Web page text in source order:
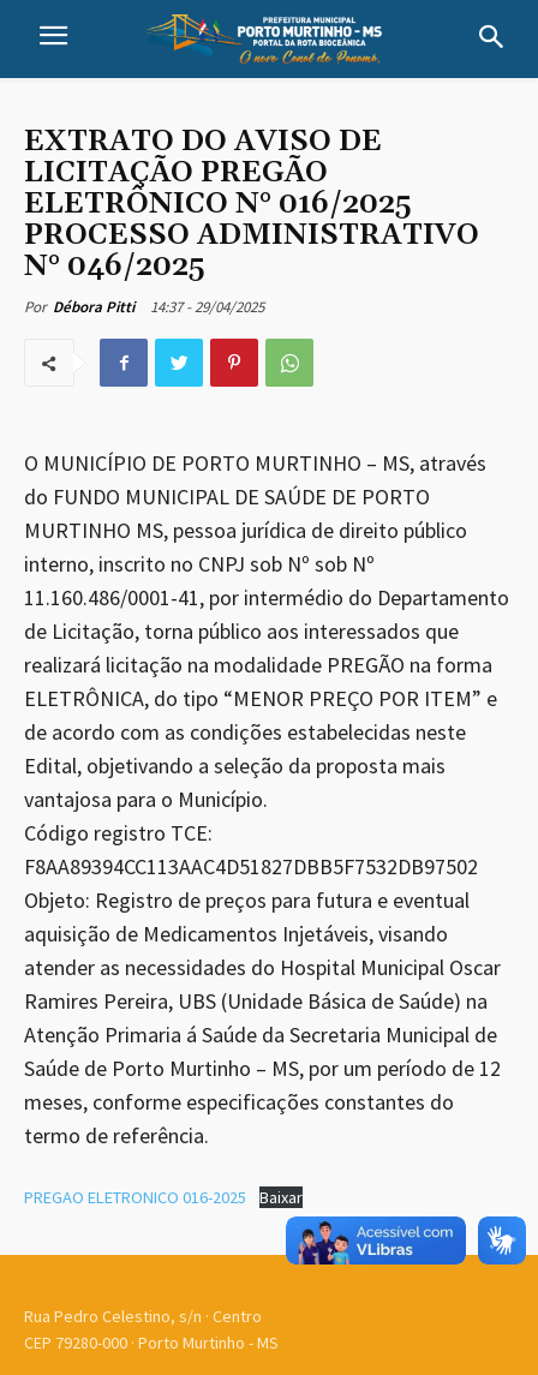
EXTRATO DO AVISO DE
LICITAÇÃO PREGÃO
ELETRÔNICO N° 016/2025
PROCESSO ADMINISTRATIVO
N° 046/2025
Por Débora Pitti 14:37 - 29/04/2025
O MUNICÍPIO DE PORTO MURTINHO – MS, através
do FUNDO MUNICIPAL DE SAÚDE DE PORTO
MURTINHO MS, pessoa jurídica de direito público
interno, inscrito no CNPJ sob Nº sob Nº
11.160.486/0001-41, por intermédio do Departamento
de Licitação, torna público aos interessados que
realizará licitação na modalidade PREGÃO na forma
ELETRÔNICA, do tipo “MENOR PREÇO POR ITEM” e
de acordo com as condições estabelecidas neste
Edital, objetivando a seleção da proposta mais
vantajosa para o Município.
Código registro TCE:
F8AA89394CC113AAC4D51827DBB5F7532DB97502
Objeto: Registro de preços para futura e eventual
aquisição de Medicamentos Injetáveis, visando
atender as necessidades do Hospital Municipal Oscar
Ramires Pereira, UBS (Unidade Básica de Saúde) na
Atenção Primaria á Saúde da Secretaria Municipal de
Saúde de Porto Murtinho – MS, por um período de 12
meses, conforme especificações constantes do
termo de referência.
PREGAO ELETRONICO 016-2025 Baixar
Rua Pedro Celestino, s/n · Centro
CEP 79280-000 · Porto Murtinho - MS